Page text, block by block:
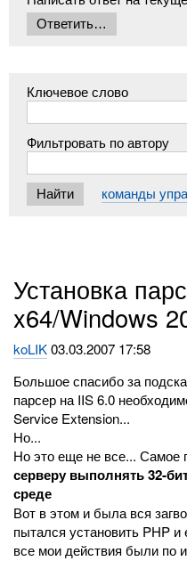
Ключевое слово
Фильтровать по автору
команды
Установка
x64/Windows
koLIK03.03.2007 17:58
Большое спасибо за
парсер на IIS 6.0
Service Extension...
Но...
Но это еще не все... Самое
серверу выполнять 32-
среде
Вот в этом и была вся
пытался установить PHP и
все мои действия были по